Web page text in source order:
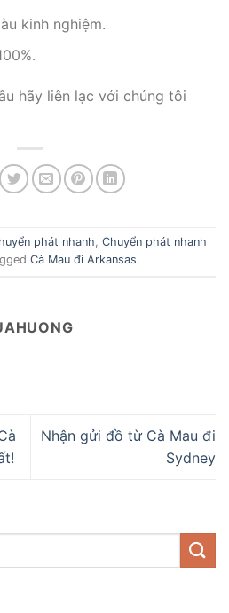
kinh nghiệm.
hãy liên lạc với chúng tôi
phát nhanh Chuyển phát nhanh
Cà Mau đi Arkansas.
Nhận gửi đồ từ Cà Mau đi
Sydney